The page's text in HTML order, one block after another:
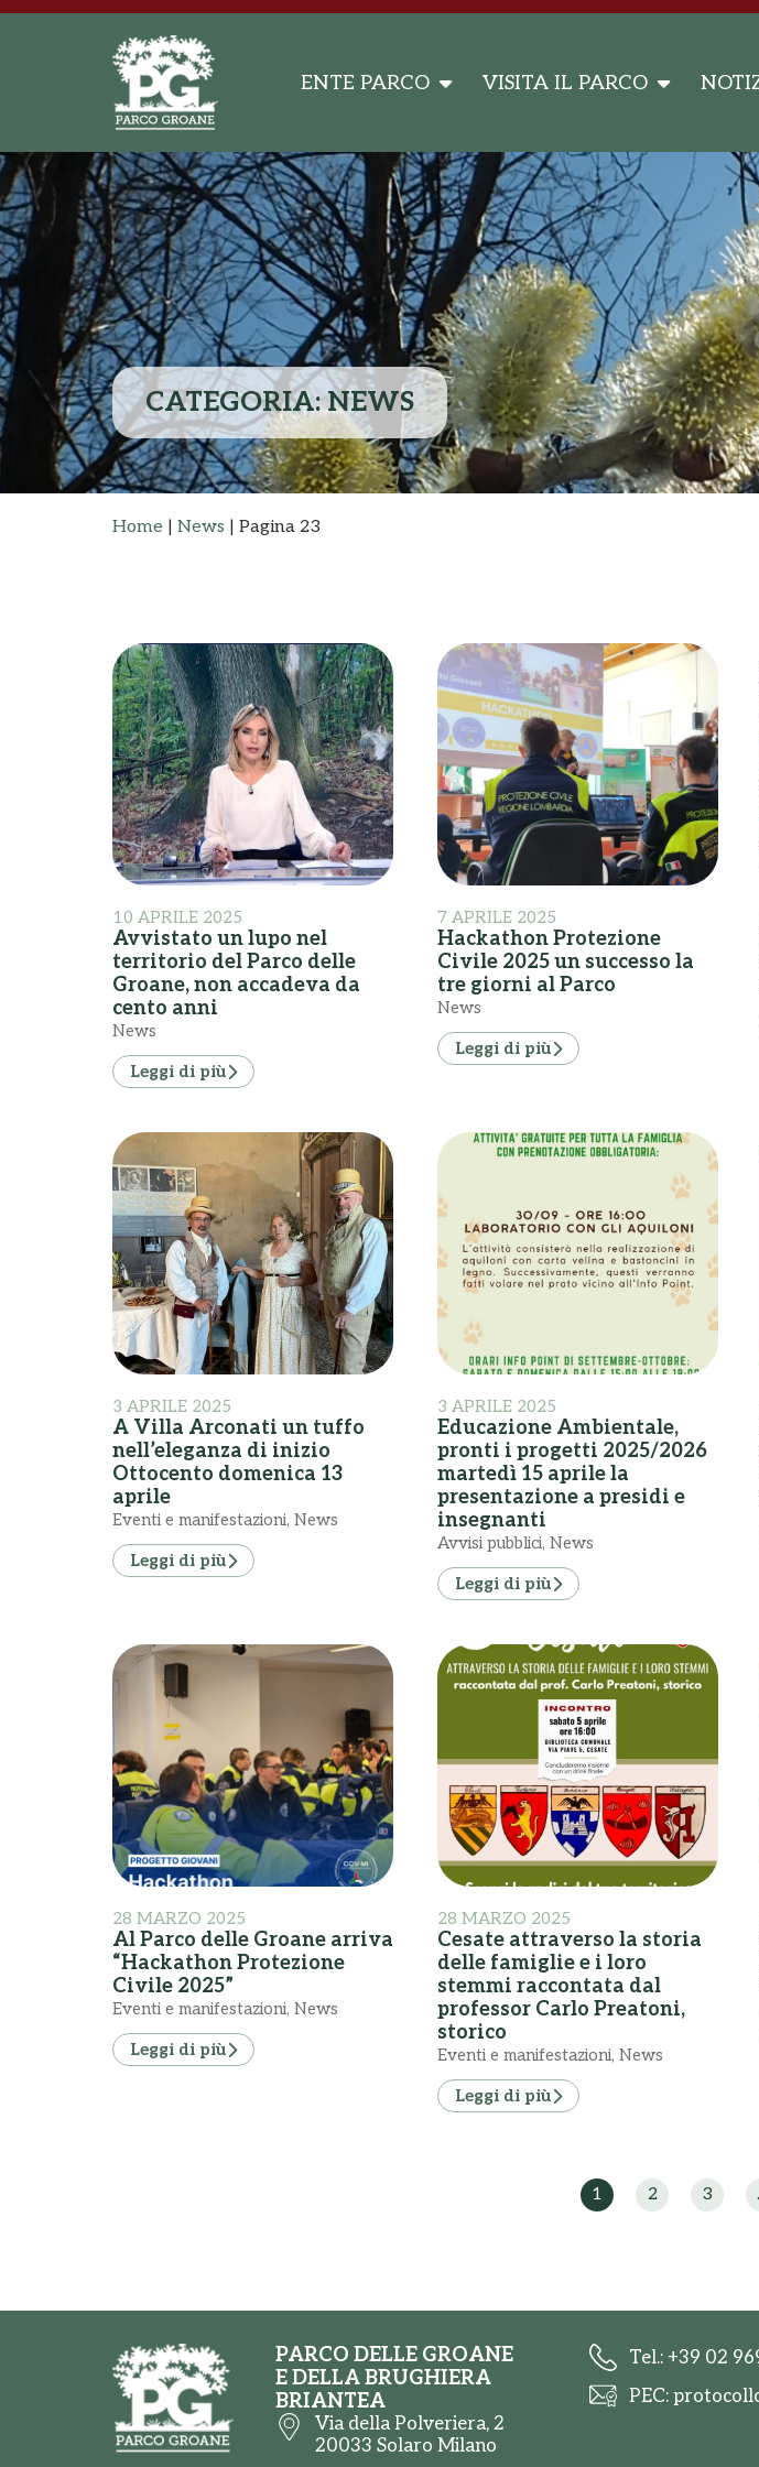
ENTE PARCO VISITA IL PARCO
CATEGORIA: NEWS
Home | News | Pagina 23
10 APRILE 2025
Avvistato un lupo nel
territorio del Parco delle
Groane, non accadeva da
cento anni
News
Leggi di più
7 APRILE 2025
Hackathon Protezione
Civile 2025 un successo la
tre giorni al Parco
News
Leggi di più
3 APRILE 2025
A Villa Arconati un tuffo
nell’eleganza di inizio
Ottocento domenica 13
aprile
Eventi e manifestazioni, News
Leggi di più
3 APRILE 2025
Educazione Ambientale,
pronti i progetti 2025/2026
martedì 15 aprile la
presentazione a presidi e
insegnanti
Avvisi pubblici, News
Leggi di più
28 MARZO 2025
Al Parco delle Groane arriva
“Hackathon Protezione
Civile 2025”
Eventi e manifestazioni, News
Leggi di più
28 MARZO 2025
Cesate attraverso la storia
delle famiglie e i loro
stemmi raccontata dal
professor Carlo Preatoni,
storico
Eventi e manifestazioni, News
Leggi di più
1 2 3
PARCO DELLE GROANE
E DELLA BRUGHIERA
BRIANTEA
Via della Polveriera, 2
20033 Solaro Milano
Tel.: +39 02
PEC: